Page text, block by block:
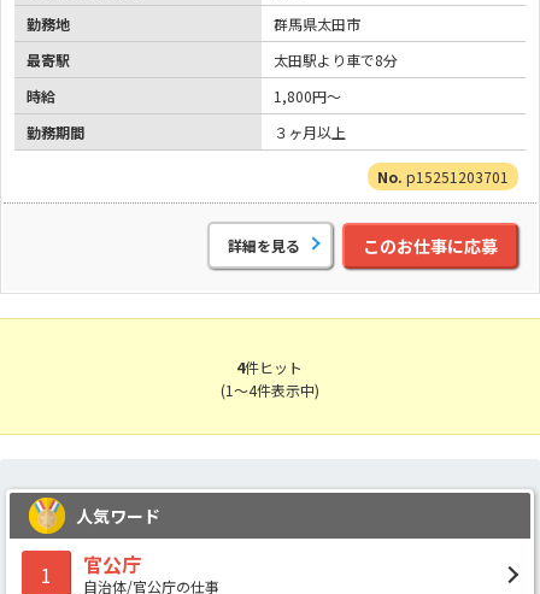
勤務地
群馬県太田市
最寄駅
太田駅より車で8分
時給
1,800円～
勤務期間
３ヶ月以上
p15251203701
詳細を見る このお仕事に応募
4件ヒット
(1～4件表示中)
人気ワード
1 官公庁
自治体/官公庁の仕事